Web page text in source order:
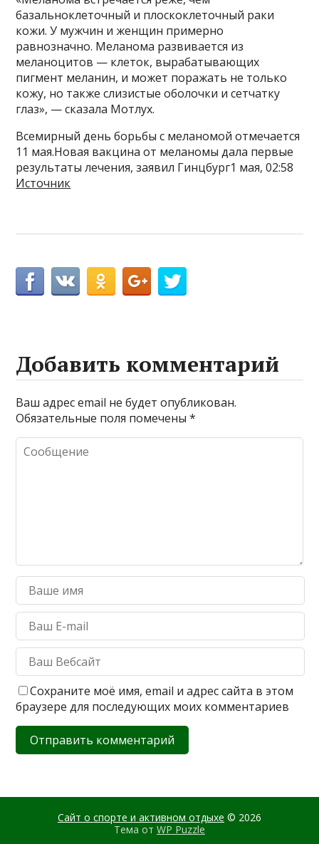
базальноклеточный и плоскоклеточный раки
кожи. У мужчин и женщин примерно
равнозначно. Меланома развивается из
меланоцитов — клеток, вырабатывающих
пигмент меланин, и может поражать не только
кожу, но также слизистые оболочки и сетчатку
глаз», — сказала Мотлух.
Всемирный день борьбы с меланомой отмечается
11 мая.Новая вакцина от меланомы дала первые
результаты лечения, заявил Гинцбург1 мая, 02:58
Источник
Добавить комментарий
Ваш адрес email не будет опубликован.
Обязательные поля помечены*
Сохраните моё имя, email и адрес сайта в этом
браузере для последующих моих комментариев
Сайт о спорте и активном отдыхе © 2026
Тема от WP Puzzle